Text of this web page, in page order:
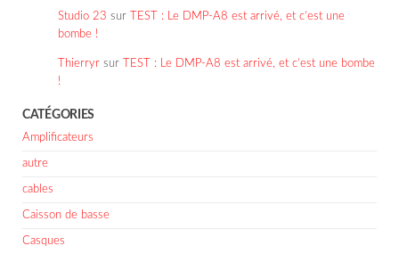
Studio 23 sur
TEST : Le DMP-A8 est arrivé, et c’est une
bombe !
Thierryr sur
TEST : Le DMP-A8 est arrivé, et c’est une bombe
!
CATÉGORIES
Amplificateurs
autre
cables
Caisson de basse
Casques